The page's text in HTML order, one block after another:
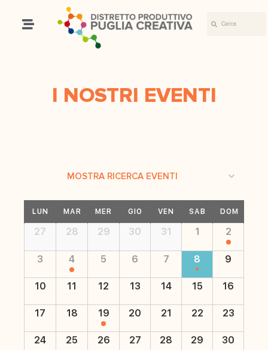
I NOSTRI EVENTI
viste
Navigazione
MOSTRA RICERCA EVENTI
Calendario
di
Eventi
Calendario
Eventi
LUN MAR MER GIO VEN SAB DOM
27 28 29 30 31 1 2
3 4 5 6 7 8 9
10 11 12 13 14 15 16
17 18 19 20 21 22 23
24 25 26 27 28 29 30